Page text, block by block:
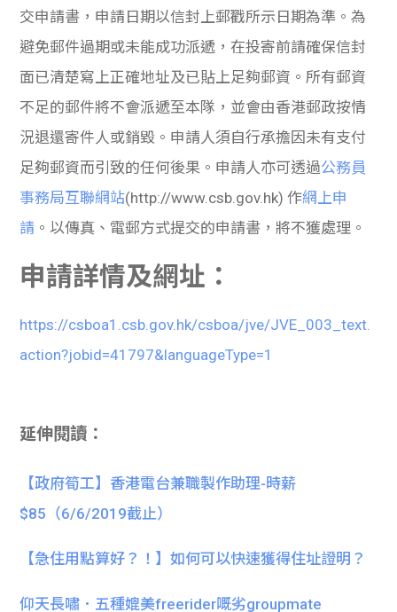
交申請書，申請日期以信封上郵戳所示日期為準。為
避免郵件過期或未能成功派遞，在投寄前請確保信封
面已清楚寫上正確地址及已貼上足夠郵資。所有郵資
不足的郵件將不會派遞至本隊，並會由香港郵政按情
況退還寄件人或銷毀。申請人須自行承擔因未有支付
足夠郵資而引致的任何後果。申請人亦可透過公務員
事務局互聯網站(http://www.csb.gov.hk)作網上申
請 。以傳真、電郵方式提交的申請書，將不獲處理。
申請詳情及網址：
https://csboa1.csb.gov.hk/csboa/jve/JVE_003_text.
action?jobid=41797&languageType=1
延伸閱讀：
【政府筍工】香港電台兼職製作助理-時薪
$85（6/6/2019截止）
【急住用點算好？！】如何可以快速獲得住址證明？
仰天長嘯．五種媲美freerider嘅劣groupmate